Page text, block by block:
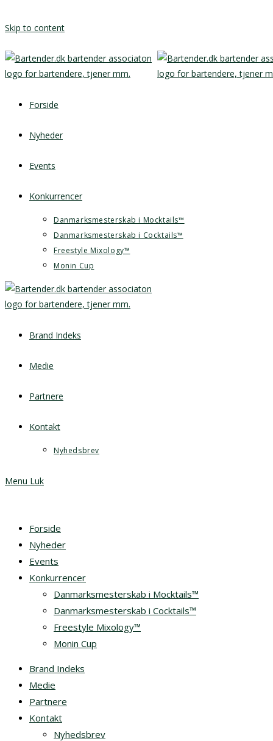
Skip to content
Forside
Nyheder
Events
Konkurrencer
Danmarksmesterskab i Mocktails™
Danmarksmesterskab i Cocktails™
Freestyle Mixology™
Monin Cup
Brand Indeks
Medie
Partnere
Kontakt
Nyhedsbrev
Menu Luk
Forside
Nyheder
Events
Konkurrencer
Danmarksmesterskab i Mocktails™
Danmarksmesterskab i Cocktails™
Freestyle Mixology™
Monin Cup
Brand Indeks
Medie
Partnere
Kontakt
Nyhedsbrev